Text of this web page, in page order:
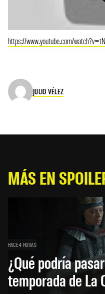
https://www.youtube.com/
JULIO VÉLEZ
MÁS EN
HACE 4 HORAS
¿Qué podría
temporada de La